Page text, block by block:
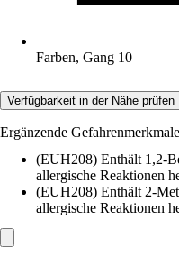
Farben, Gang 10
Verfügbarkeit in der Nähe prüfen
Ergänzende
(EUH208) Enthält 1,2-
allergische Reaktionen
(EUH208) Enthält 2-
allergische Reaktionen